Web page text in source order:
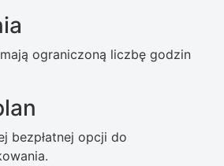
ograniczoną liczbę godzin
bezpłatnej opcji do